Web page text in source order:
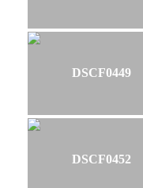
DSCF0449
DSCF0452